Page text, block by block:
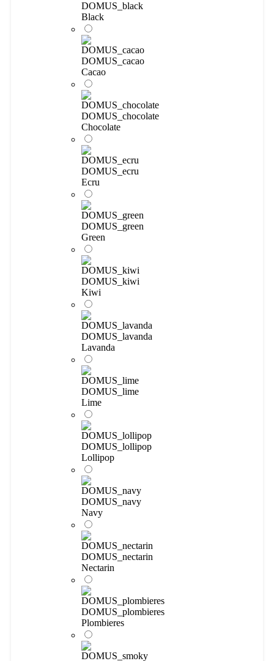
DOMUS_black
Black
DOMUS_cacao
Cacao
DOMUS_chocolate
Chocolate
DOMUS_ecru
Ecru
DOMUS_green
Green
DOMUS_kiwi
Kiwi
DOMUS_lavanda
Lavanda
DOMUS_lime
Lime
DOMUS_lollipop
Lollipop
DOMUS_navy
Navy
DOMUS_nectarin
Nectarin
DOMUS_plombieres
Plombieres